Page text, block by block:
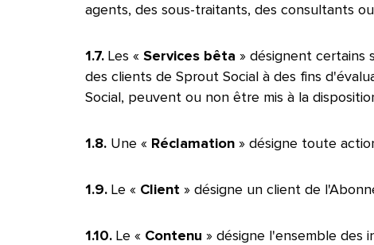
agents, des sous-traitants, des consultants
1.7. Les « Services bêta » désignent certains
des clients de Sprout Social à des fins
Social, peuvent ou non être mis à la
1.8. Une « Réclamation» désigne toute
1.9. Le « Client» désigne un client de
1.10. Le « Contenu » désigne l'ensemble des